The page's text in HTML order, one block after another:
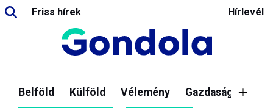
Friss hírek Hírlevél
Belföld Külföld Vélemény Gazdaság